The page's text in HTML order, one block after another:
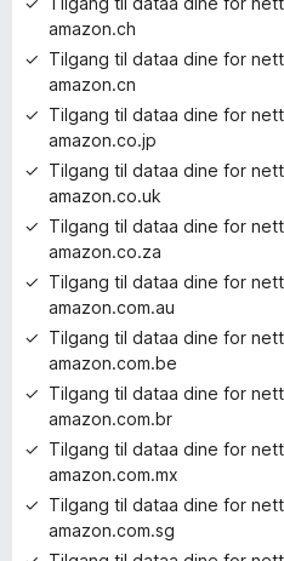
amazon.ch
Tilgang til dataa dine for
amazon.cn
Tilgang til dataa dine for
amazon.co.jp
Tilgang til dataa dine for
amazon.co.uk
Tilgang til dataa dine for
amazon.co.za
Tilgang til dataa dine for
amazon.com.au
Tilgang til dataa dine for
amazon.com.be
Tilgang til dataa dine for
amazon.com.br
Tilgang til dataa dine for
amazon.com.mx
Tilgang til dataa dine for
amazon.com.sg